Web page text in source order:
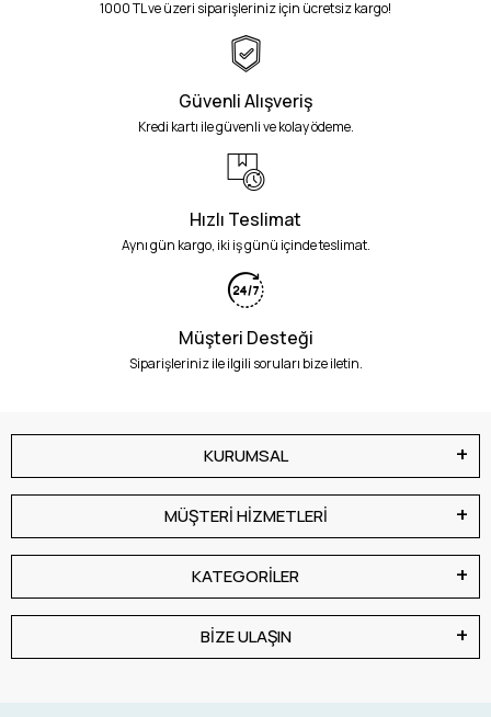
1000 TL ve üzeri siparişleriniz için ücretsiz kargo!
Güvenli Alışveriş
Kredi kartı ile güvenli ve kolay ödeme.
Hızlı Teslimat
Aynı gün kargo, iki iş günü içinde teslimat.
Müşteri Desteği
Siparişleriniz ile ilgili soruları bize iletin.
KURUMSAL
MÜŞTERİ HİZMETLERİ
KATEGORİLER
BİZE ULAŞIN